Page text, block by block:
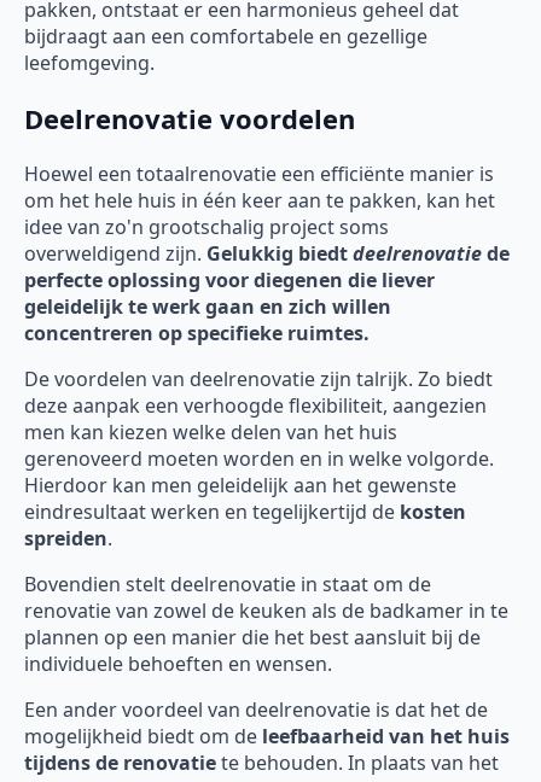
pakken, ontstaat er een harmonieus geheel dat
bijdraagt aan een comfortabele en gezellige
leefomgeving.
Deelrenovatie voordelen
Hoewel een totaalrenovatie een efficiënte manier is
om het hele huis in één keer aan te pakken, kan het
idee van zo'n grootschalig project soms
overweldigend zijn. Gelukkig biedtdeelrenovatiede
perfecte oplossing voor diegenen die liever
geleidelijk te werk gaan en zich willen
concentreren op specifieke ruimtes.
De voordelen van deelrenovatie zijn talrijk. Zo biedt
deze aanpak een verhoogde flexibiliteit, aangezien
men kan kiezen welke delen van het huis
gerenoveerd moeten worden en in welke volgorde.
Hierdoor kan men geleidelijk aan het gewenste
eindresultaat werken en tegelijkertijd de kosten
spreiden.
Bovendien stelt deelrenovatie in staat om de
renovatie van zowel de keuken als de badkamer in te
plannen op een manier die het best aansluit bij de
individuele behoeften en wensen.
Een ander voordeel van deelrenovatie is dat het de
mogelijkheid biedt om de leefbaarheid van het huis
tijdens de renovatiete behouden. In plaats van het